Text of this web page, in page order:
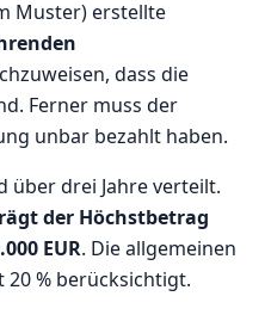
Muster) erstellte
dass die
Ferner muss der
unbar bezahlt haben.
über drei Jahre verteilt.
der Höchstbetrag
EUR. Die allgemeinen
% berücksichtigt.